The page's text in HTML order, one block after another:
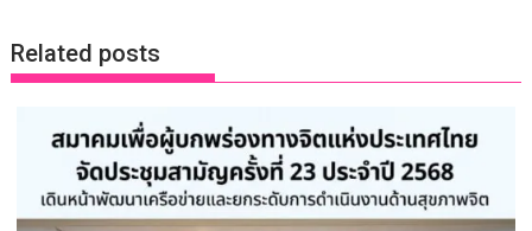
Related posts